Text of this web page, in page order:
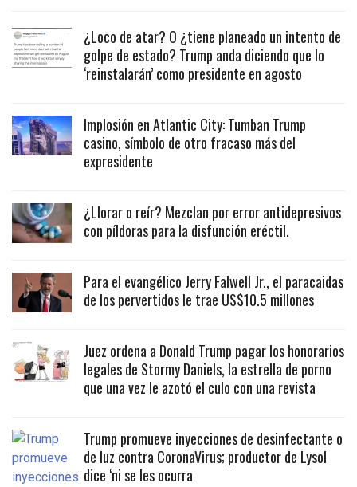
¿Loco de atar? O ¿tiene planeado un intento de
golpe de estado? Trump anda diciendo que lo
‘reinstalarán’ como presidente en agosto
Implosión en Atlantic City: Tumban Trump
casino, símbolo de otro fracaso más del
expresidente
¿Llorar o reír? Mezclan por error antidepresivos
con píldoras para la disfunción eréctil.
Para el evangélico Jerry Falwell Jr., el paracaidas
de los pervertidos le trae US$10.5 millones
Juez ordena a Donald Trump pagar los honorarios
legales de Stormy Daniels, la estrella de porno
que una vez le azotó el culo con una revista
Trump promueve inyecciones de desinfectante o
de luz contra CoronaVirus; productor de Lysol
dice ‘ni se les ocurra